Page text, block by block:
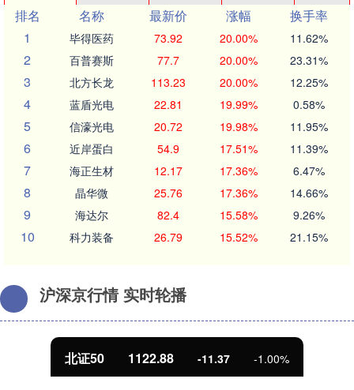
排名
名称 最新价 涨幅
换手率
1
毕得医药 73.92 20.00% 11.62%
2 百普赛斯 77.7 20.00% 23.31%
3 北方长龙 113.23 20.00% 12.25%
4 蓝盾光电 22.81 19.99% 0.58%
5 信濠光电 20.72 19.98% 11.95%
6 近岸蛋白 54.9 17.51% 11.39%
7 海正生材 12.17 17.36% 6.47%
8 晶华微 25.76 17.36% 14.66%
9 海达尔 82.4 15.58% 9.26%
10 科力装备 26.79 15.52% 21.15%
沪深京行情 实时轮播
北证50 1122.88 -11.37 -1.00%